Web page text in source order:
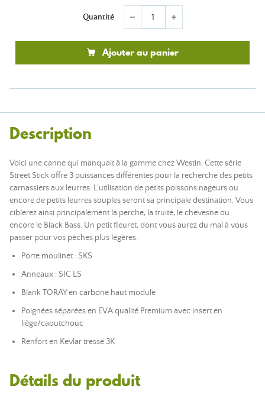
Quantité remove add
Ajouter au panier
Description
Voici une canne qui manquait à la gamme chez Westin. Cette série
Street Stick offre 3 puissances différentes pour la recherche des petits
carnassiers aux leurres. L'utilisation de petits poissons nageurs ou
encore de petits leurres souples seront sa principale destination. Vous
ciblerez ainsi principalement la perche, la truite, le chevesne ou
encore le Black Bass. Un petit fleuret, dont vous aurez du mal à vous
passer pour vos pêches plus légères.
Porte moulinet : SKS
Anneaux : SIC LS
Blank TORAY en carbone haut module
Poignées séparées en EVA qualité Premium avec insert en
liège/caoutchouc
Renfort en Kevlar tressé 3K
Détails du produit